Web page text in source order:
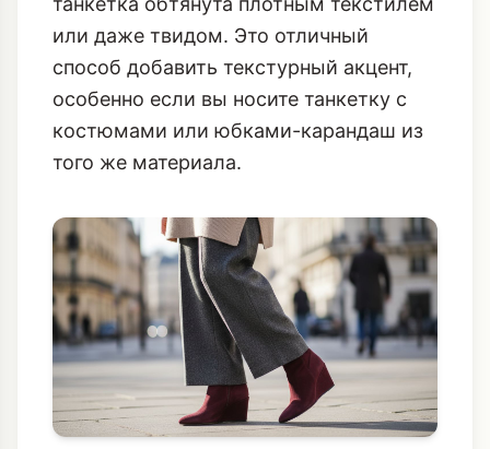
перегрузки.
**Текстиль и Твид:** Некоторые
бренды предлагают ботильоны, где
танкетка обтянута плотным текстилем
или даже твидом. Это отличный
способ добавить текстурный акцент,
костюмами или юбками-карандаш из
того же материала.